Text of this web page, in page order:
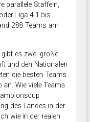
parallele Staffeln,
Liga 4.1 bis
288 Teams am
es zwei große
und den Nationalen
die besten Teams
Wie viele Teams
des Landes in der
wie in der realen